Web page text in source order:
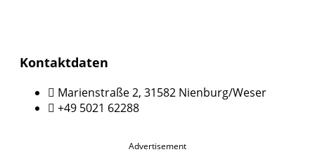
Kontaktdaten
Marienstraße 2, 31582 Nienburg/Weser
+49 5021 62288
Advertisement